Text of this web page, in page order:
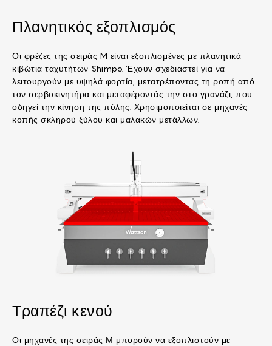
Πλανητικός εξοπλισμός
Οι φρέζες της σειράς M είναι εξοπλισμένες με πλανητικά
κιβώτια ταχυτήτων Shimpo. Έχουν σχεδιαστεί για να
λειτουργούν με υψηλά φορτία, μετατρέποντας τη ροπή από
τον σερβοκινητήρα και μεταφέροντάς την στο γρανάζι, που
οδηγεί την κίνηση της πύλης. Χρησιμοποιείται σε μηχανές
κοπής σκληρού ξύλου και μαλακών μετάλλων.
Τραπέζι κενού
Οι μηχανές της σειράς Μ μπορούν να εξοπλιστούν με